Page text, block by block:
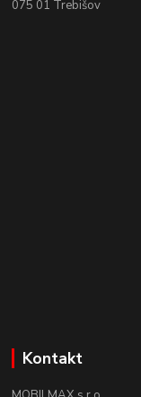
075 01 Trebišov
Kontakt